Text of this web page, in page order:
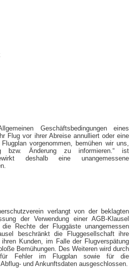
Geschäftsbedingungen eines
Flug vor ihrer Abreise annulliert oder eine
vorgenommen, bemühen wir uns,
bzw. Änderung zu informieren.“ ist
deshalb eine unangemessene
verlangt von der beklagten
der Verwendung einer AGB-Klausel
Rechte der Fluggäste unangemessen
beschränkt die Fluggesellschaft ihre
Kunden, im Falle der Flugverspätung
Bemühungen. Des Weiteren wird durch
Fehler im Flugplan sowie für die
und Ankunftsdaten ausgeschlossen.